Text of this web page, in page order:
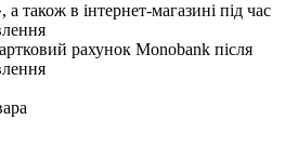
також в інтернет-магазині під час
рахунок Monobank після